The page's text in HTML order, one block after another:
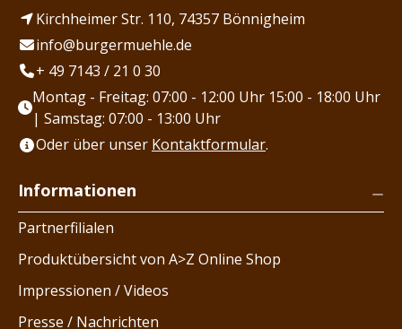
Kirchheimer Str. 110, 74357 Bönnigheim
info@burgermuehle.de
+ 49 7143 / 21 0 30
Montag - Freitag: 07:00 - 12:00 Uhr 15:00 - 18:00 Uhr
| Samstag: 07:00 - 13:00 Uhr
Oder über unser Kontaktformular.
Informationen
Partnerfilialen
Produktübersicht von A>Z Online Shop
Impressionen / Videos
Presse / Nachrichten